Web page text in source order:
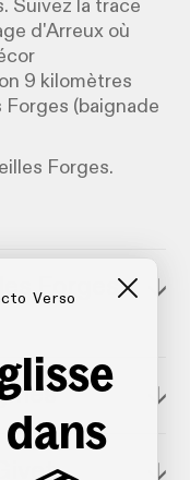
Suivez la trace
d'Arreux où
9 kilomètres
(baignade
Forges.
Forges
↓
↓
↓
Verso